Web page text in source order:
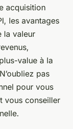
acquisition
les avantages
la valeur
value à la
pas
pour vous
vous conseiller